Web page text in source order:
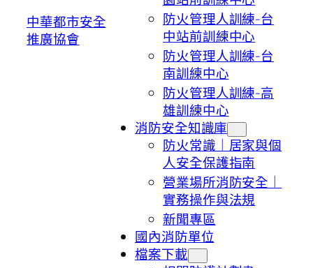
中華都市安全
推廣協會
防火管理人訓練-台
中站前訓練中心
防火管理人訓練-台
南訓練中心
防火管理人訓練-高
雄訓練中心
消防安全知識庫
防火常識｜居家與個
人安全保護指南
營業場所消防安全｜
實務操作與法規
新聞專區
國內消防單位
檔案下載